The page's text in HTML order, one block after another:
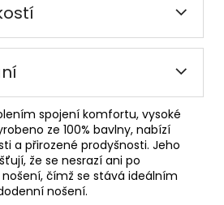
spojení komfortu, vysoké
ze 100% bavlny, nabízí
a přirozené prodyšnosti. Jeho
že se nesrazí ani po
čímž se stává ideálním
nošení.